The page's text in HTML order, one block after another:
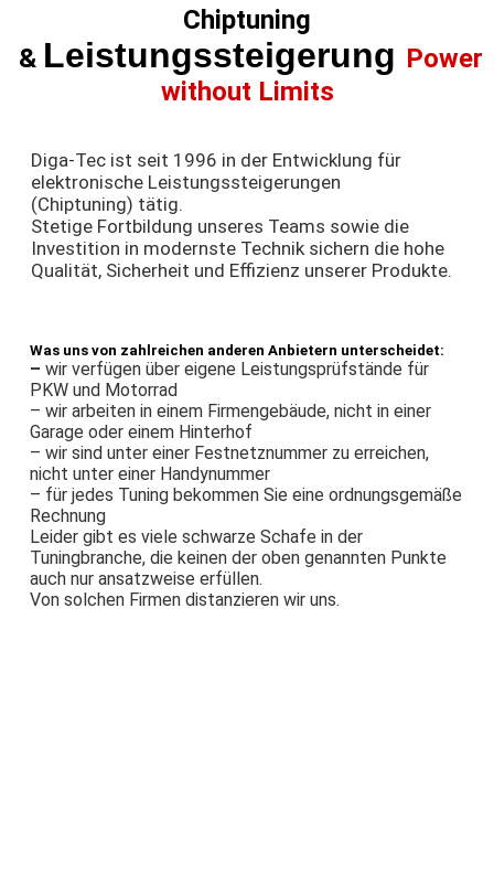
Chiptuning
& Leistungssteigerung Power
without Limits
Diga-Tec ist seit 1996 in der Entwicklung für
elektronische Leistungssteigerungen
(Chiptuning) tätig.
Stetige Fortbildung unseres Teams sowie die
Investition in modernste Technik sichern die hohe
Qualität, Sicherheit und Effizienz unserer Produkte.
Was uns von zahlreichen anderen Anbietern unterscheidet:
– wir verfügen über eigene Leistungsprüfstände für
PKW und Motorrad
– wir arbeiten in einem Firmengebäude, nicht in einer
Garage oder einem Hinterhof
– wir sind unter einer Festnetznummer zu erreichen,
nicht unter einer Handynummer
– für jedes Tuning bekommen Sie eine ordnungsgemäße
Rechnung
Leider gibt es viele schwarze Schafe in der
Tuningbranche, die keinen der oben genannten Punkte
auch nur ansatzweise erfüllen.
Von solchen Firmen distanzieren wir uns.